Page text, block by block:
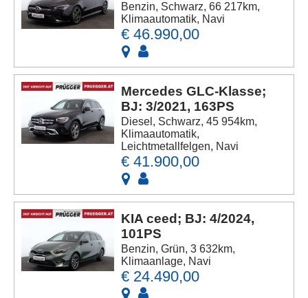
Benzin, Schwarz, 66 217km,
Klimaautomatik, Navi
€ 46.990,00
Mercedes GLC-Klasse;
BJ: 3/2021, 163PS
Diesel, Schwarz, 45 954km,
Klimaautomatik,
Leichtmetallfelgen, Navi
€ 41.900,00
KIA ceed; BJ: 4/2024,
101PS
Benzin, Grün, 3 632km,
Klimaanlage, Navi
€ 24.490,00